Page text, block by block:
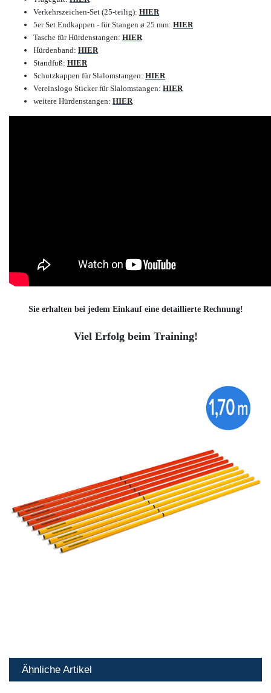
Verkehrszeichen-Set (25-teilig): HIER
5er Set Endkappen - für Stangen ø 25 mm: HIER
Tasche für Hürdenstangen: HIER
Hürdenband: HIER
Standfuß: HIER
Schutzkappen für Slalomstangen: HIER
Vereinslogo Sticker für Slalomstangen: HIER
weitere Hürdenstangen: HIER
Sie erhalten bei jedem Einkauf eine detaillierte Rechnung!
Viel Erfolg beim Training!
Ähnliche Artikel